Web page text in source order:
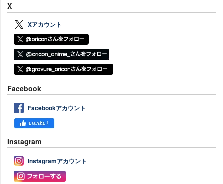
X
Xアカウント
Facebook
Facebookアカウント
Instagram
Instagramアカウント